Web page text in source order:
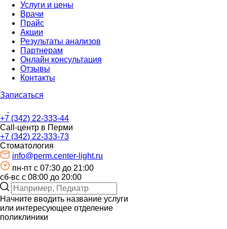
Услуги и цены
Врачи
Прайс
Акции
Результаты анализов
Партнерам
Онлайн консультация
Отзывы
Контакты
Записаться
+7 (342) 22-333-44
Call-центр в Перми
+7 (342) 22-333-73
Стоматология
info@perm.center-light.ru
пн-пт c 07:30 до 21:00
сб-вс с 08:00 до 20:00
Начните вводить название услуги
или интересующее отделение
поликлиники